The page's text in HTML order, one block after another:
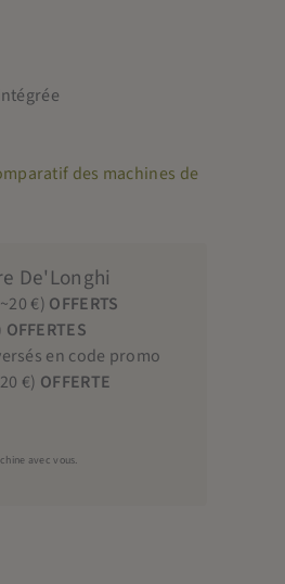
des machines de
De'Longhi
€) OFFERTS
OFFERTES
en code promo
€) OFFERTE
avec vous.